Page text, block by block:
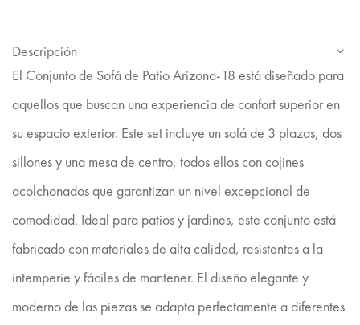
Descripción
El Conjunto de Sofá de Patio Arizona-18 está diseñado para
aquellos que buscan una experiencia de confort superior en
su espacio exterior. Este set incluye un sofá de 3 plazas, dos
sillones y una mesa de centro, todos ellos con cojines
acolchonados que garantizan un nivel excepcional de
comodidad. Ideal para patios y jardines, este conjunto está
fabricado con materiales de alta calidad, resistentes a la
intemperie y fáciles de mantener. El diseño elegante y
moderno de las piezas se adapta perfectamente a diferentes